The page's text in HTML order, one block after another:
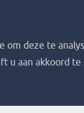
om deze te
u aan akkoord